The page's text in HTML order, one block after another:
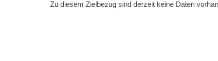
Zu diesem Zielbezug sind derzeit keine Daten